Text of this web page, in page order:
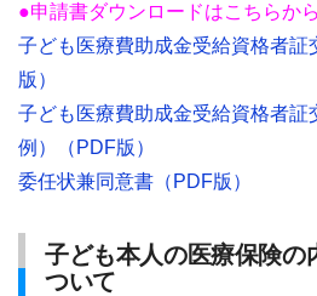
●申請書ダウンロードはこちらから
子ども医療費助成金受給資格者
版）
子ども医療費助成金受給資格者証
例）（PDF版）
委任状兼同意書（PDF版）
子ども本人の医療保険の
ついて